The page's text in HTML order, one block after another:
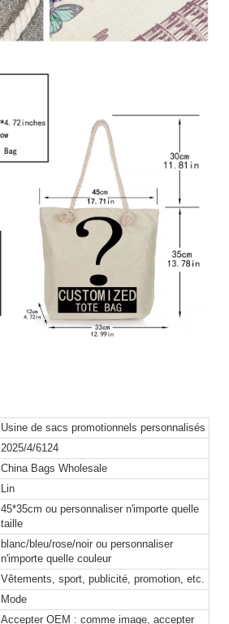
Usine de sacs promotionnels personnalisés
2025/4/6124
China Bags Wholesale
Lin
45*35cm ou personnaliser n'importe quelle
taille
blanc/bleu/rose/noir ou personnaliser
n'importe quelle couleur
Vêtements, sport, publicité, promotion, etc.
Mode
Accepter OEM : comme image, accepter